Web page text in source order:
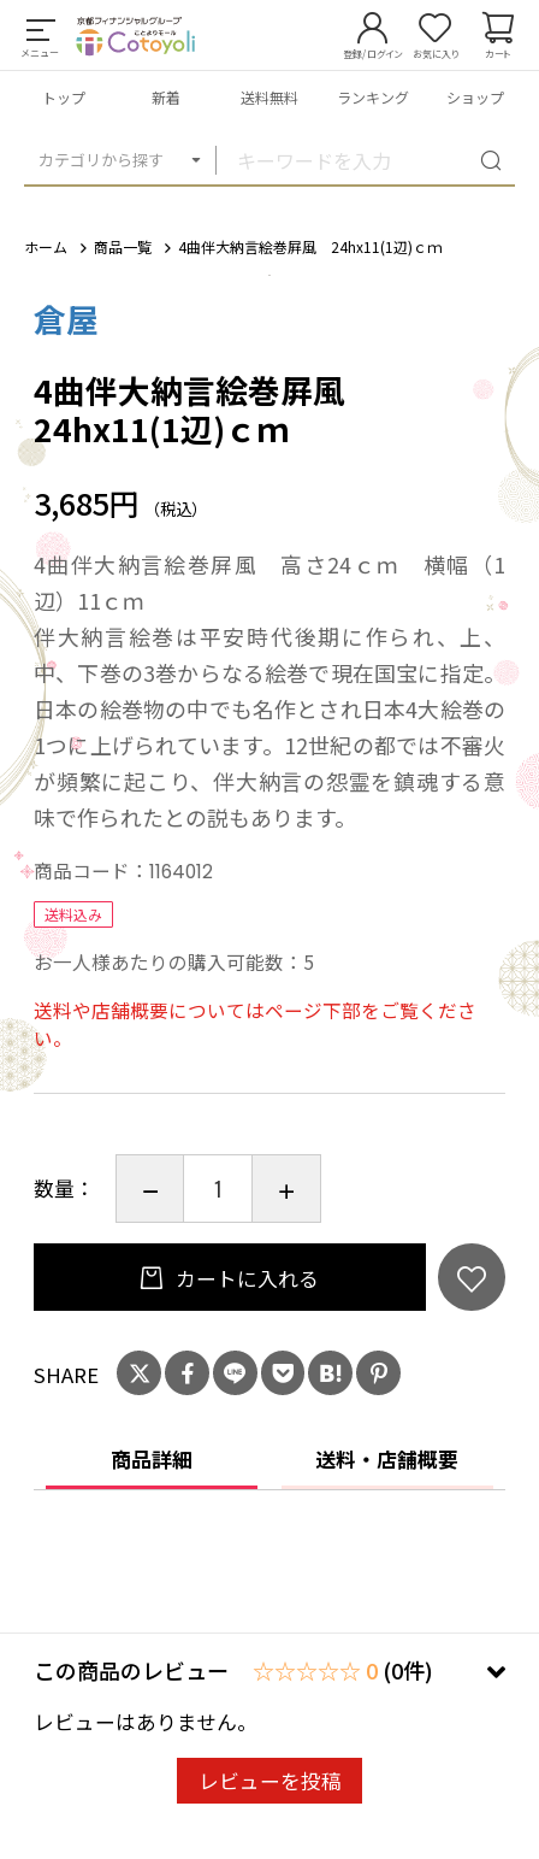
メニュー
カテゴリから探す
登録/ログイン お気に入り カート
トップ 新着 送料無料 ランキング ショップ
ホーム 商品一覧 4曲伴大納言絵巻屛風 24hx11(1辺)ｃｍ
倉屋
4曲伴大納言絵巻屛風
24hx11(1辺)ｃｍ
3,685円 （税込）
4曲伴大納言絵巻屛風 高さ24ｃｍ 横幅（1
辺）11ｃｍ
伴大納言絵巻は平安時代後期に作られ、上、
中、下巻の3巻からなる絵巻で現在国宝に指定。
日本の絵巻物の中でも名作とされ日本4大絵巻の
1つに上げられています。12世紀の都では不審火
が頻繁に起こり、伴大納言の怨霊を鎮魂する意
味で作られたとの説もあります。
商品コード： 1164012
送料込み
お一人様あたりの購入可能数：5
送料や店舗概要についてはページ下部をご覧くださ
い。
数量：
カートに入れる
SHARE
商品詳細 送料・店舗概要
この商品のレビュー ☆☆☆☆☆ 0 (0件)
レビューはありません。
レビューを投稿